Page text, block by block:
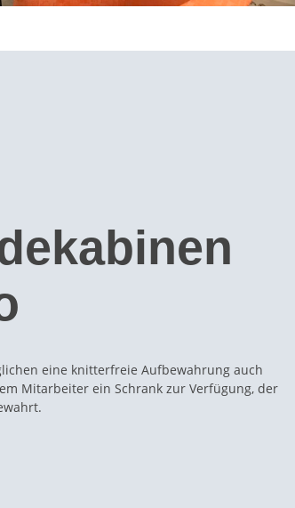
eine knitterfreie Aufbewahrung auch
Mitarbeiter ein Schrank zur Verfügung, der